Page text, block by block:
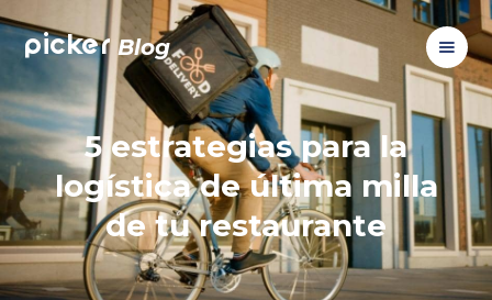
picker Blog
5 estrategias para la
logística de última milla
de tu restaurante